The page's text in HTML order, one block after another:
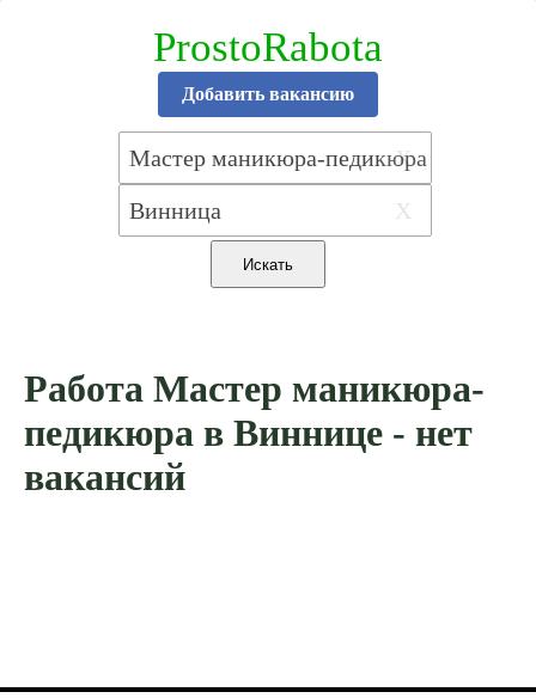
ProstoRabota
Добавить вакансию
X
X
Работа Мастер маникюра-
педикюра в Виннице - нет
вакансий